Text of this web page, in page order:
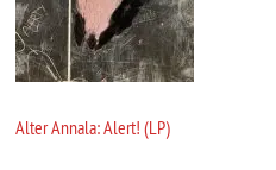
Alter Annala: Alert! (LP)